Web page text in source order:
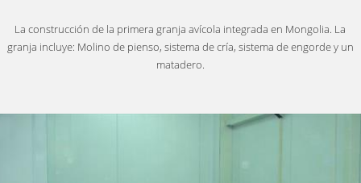
La construcción de la primera granja avícola integrada en Mongolia. La
granja incluye: Molino de pienso, sistema de cría, sistema de engorde y un
matadero.